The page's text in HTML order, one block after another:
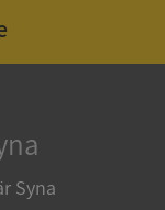
Syna
Inriktning